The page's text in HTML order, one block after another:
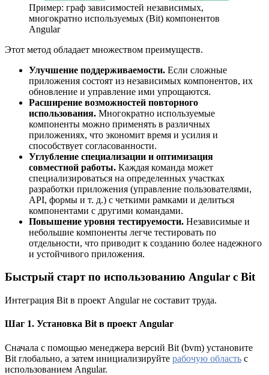
Пример: граф зависимостей независимых,
многократно используемых (Bit) компонентов
Angular
Этот метод обладает множеством преимуществ.
Улучшение поддерживаемости. Если сложные
приложения состоят из независимых компонентов, их
обновление и управление ими упрощаются.
Расширение возможностей повторного
использования. Многократно используемые
компоненты можно применять в различных
приложениях, что экономит время и усилия и
способствует согласованности.
Углубление специализации и оптимизация
совместной работы. Каждая команда может
специализироваться на определенных участках
разработки приложения (управление пользователями,
API, формы и т. д.) с четкими рамками и делиться
компонентами с другими командами.
Повышение уровня тестируемости. Независимые и
небольшие компоненты легче тестировать по
отдельности, что приводит к созданию более надежного
и устойчивого приложения.
Быстрый старт по использованию Angular с Bit
Интеграция Bit в проект Angular не составит труда.
Шаг 1. Установка Bit в проект Angular
Сначала с помощью менеджера версий Bit (bvm) установите
Bit глобально, а затем инициализируйте рабочую область с
использованием Angular.